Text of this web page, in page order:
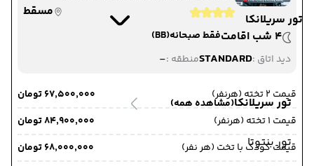
تور سریلانکا
تور سریلانکا(مشاهده همه)
تور بنتوتا
مسقط
4 شب اقامت
فقط صبحانه(BB)
دید اتاق :STANDARDمنطقه :-
قیمت 2 تخته (هرنفر)
۶۷٬۵۰۰٬۰۰۰ تومان
قیمت 1 تخته (هرنفر)
۸۴٬۹۰۰٬۰۰۰ تومان
قیمت کودک با تخت (هر نفر)
۶۸٬۰۰۰٬۰۰۰ تومان